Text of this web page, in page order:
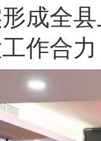
成全
作合